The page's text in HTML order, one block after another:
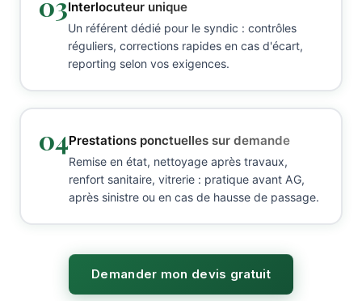
Interlocuteur unique
Un référent dédié pour le syndic : contrôles
réguliers, corrections rapides en cas d'écart,
reporting selon vos exigences.
04Prestations ponctuelles sur demande
Remise en état, nettoyage après travaux,
renfort sanitaire, vitrerie : pratique avant AG,
après sinistre ou en cas de hausse de passage.
Demander mon devis gratuit